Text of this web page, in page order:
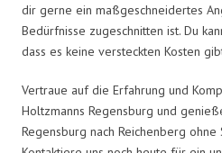
dir gerne ein maßgeschneidertes
Bedürfnisse zugeschnitten ist. Du
dass es keine versteckten Kosten
Vertraue auf die Erfahrung und
Holtzmanns Regensburg und
Regensburg nach Reichenberg ohne